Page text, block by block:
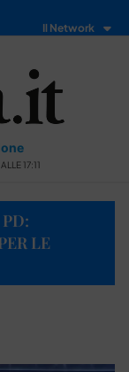
Il Network
17:11
LE